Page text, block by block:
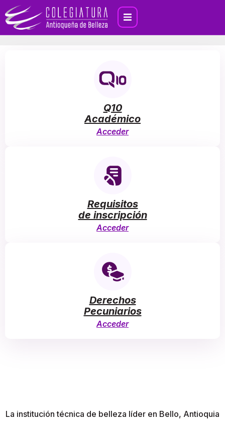
Q10
Académico
Acceder
Requisitos
de inscripción
Acceder
Derechos
Pecuniarios
Acceder
La institución técnica de belleza líder en Bello, Antioquia